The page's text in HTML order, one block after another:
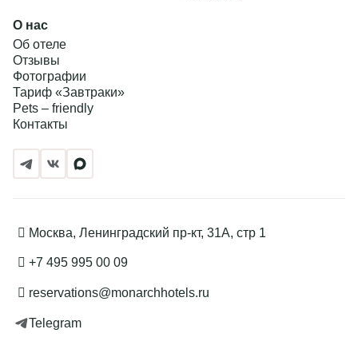
О нас
Об отеле
Отзывы
Фотографии
Тариф «Завтраки»
Pets – friendly
Контакты
Москва, Ленинградский пр-кт, 31А, стр 1
+7 495 995 00 09
reservations@monarchhotels.ru
Telegram